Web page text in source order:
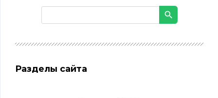
Разделы сайта